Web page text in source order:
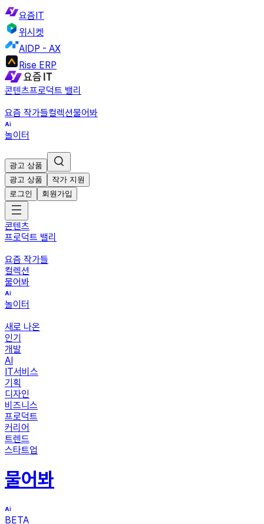
요즘IT
위시켓
AIDP - AX
Rise ERP
콘텐츠프로덕트 밸리
요즘 작가들컬렉션물어봐
놀이터
광고 상품
광고 상품
작가 지원
로그인
회원가입
콘텐츠
프로덕트 밸리
요즘 작가들
컬렉션
물어봐
놀이터
새로 나온
인기
개발
AI
IT서비스
기획
디자인
비즈니스
프로덕트
커리어
트렌드
스타트업
물어봐
BETA